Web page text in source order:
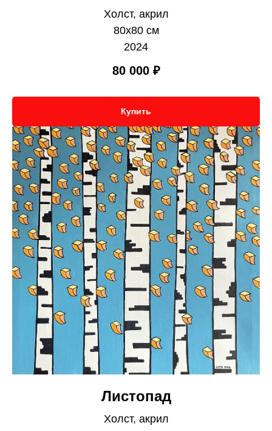
Холст, акрил
80х80 см
2024
80 000 ₽
Купить
Листопад
Холст, акрил